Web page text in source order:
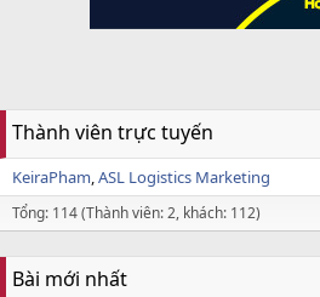
Thành viên trực tuyến
KeiraPham ASL Logistics Marketing
Tổng: 114 (Thành viên: 2, khách: 112)
Bài mới nhất